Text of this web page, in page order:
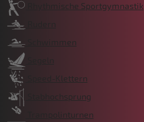
Rhythmische Sportgymnastik
Rudern
Schwimmen
Segeln
Speed-Klettern
Stabhochsprung
Trampolinturnen